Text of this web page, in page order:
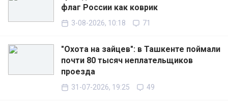
флаг России как коврик
3-08-2026, 10:18 71
"Охота на зайцев": в Ташкенте поймали
почти 80 тысяч неплательщиков
проезда
31-07-2026, 19:25 49